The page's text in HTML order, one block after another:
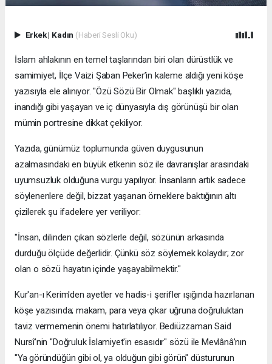
Erkek| Kadın (Haberi Sesli Oku)
İslam ahlakının en temel taşlarından biri olan dürüstlük ve
samimiyet, İlçe Vaizi Şaban Peker’in kaleme aldığı yeni köşe
yazısıyla ele alınıyor. "Özü Sözü Bir Olmak" başlıklı yazıda,
inandığı gibi yaşayan ve iç dünyasıyla dış görünüşü bir olan
mümin portresine dikkat çekiliyor.
​Yazıda, günümüz toplumunda güven duygusunun
azalmasındaki en büyük etkenin söz ile davranışlar arasındaki
uyumsuzluk olduğuna vurgu yapılıyor. İnsanların artık sadece
söylenenlere değil, bizzat yaşanan örneklere baktığının altı
çizilerek şu ifadelere yer veriliyor:
​"İnsan, dilinden çıkan sözlerle değil, sözünün arkasında
durduğu ölçüde değerlidir. Çünkü söz söylemek kolaydır; zor
olan o sözü hayatın içinde yaşayabilmektir."
​Kur'an-ı Kerim'den ayetler ve hadis-i şerifler ışığında hazırlanan
köşe yazısında; makam, para veya çıkar uğruna doğruluktan
taviz vermemenin önemi hatırlatılıyor. Bediüzzaman Said
Nursî’nin "Doğruluk İslamiyet'in esasıdır" sözü ile Mevlânâ’nın
"Ya göründüğün gibi ol, ya olduğun gibi görün" düsturunun